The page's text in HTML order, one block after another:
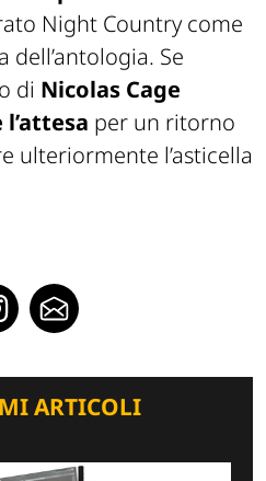
Night Countrycome
dell’antologia. Se
di Nicolas Cage
per un ritorno
ulteriormente l’asticella
ARTICOLI